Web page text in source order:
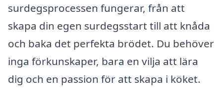
surdegsprocessen fungerar, från att
skapa din egen surdegsstart till att knåda
och baka det perfekta brödet. Du behöver
inga förkunskaper, bara en vilja att lära
dig och en passion för att skapa i köket.